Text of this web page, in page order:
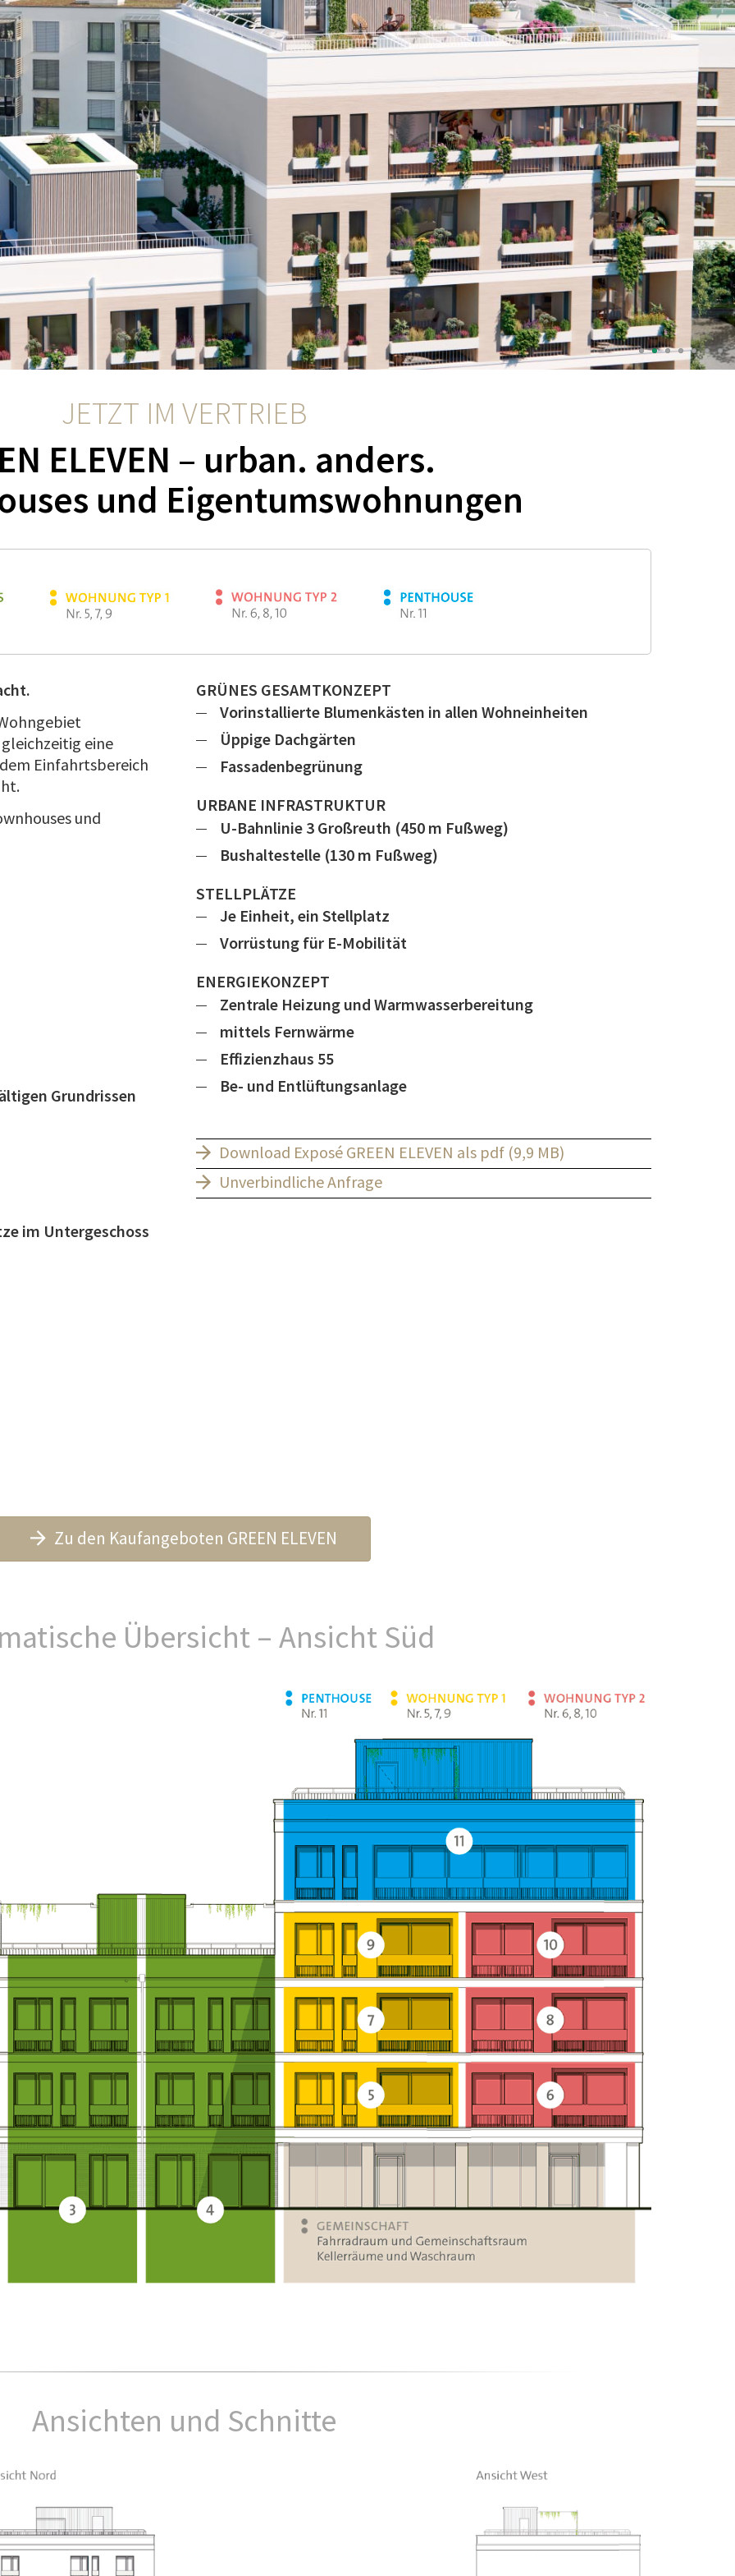
1 2 3 4 5 6 7
JETZT IM VERTRIEB
ELEVEN – urban. anders.
und Eigentumswohnungen
eine
Einfahrtsbereich
und
Grundrissen
im Untergeschoss
GRÜNES GESAMTKONZEPT
Vorinstallierte Blumenkästen in allen Wohneinheiten
Üppige Dachgärten
Fassadenbegrünung
URBANE INFRASTRUKTUR
U-Bahnlinie 3 Großreuth (450 m Fußweg)
Bushaltestelle (130 m Fußweg)
STELLPLÄTZE
Je Einheit, ein Stellplatz
Vorrüstung für E-Mobilität
ENERGIEKONZEPT
Zentrale Heizung und Warmwasserbereitung
mittels Fernwärme
Effizienzhaus 55
Be- und Entlüftungsanlage
Download Exposé GREEN ELEVEN als pdf (9,9 MB)
Unverbindliche Anfrage
Zu den Kaufangeboten GREEN ELEVEN
Übersicht – Ansicht Süd
Ansichten und Schnitte